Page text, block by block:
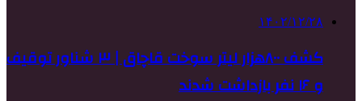
۱۴۰۲/۱۲/۲۸
کشف ۸۰۰هزار لیتر سوخت قاچاق | ۳ شناور توقیف
و ۱۶ نفر بازداشت شدند